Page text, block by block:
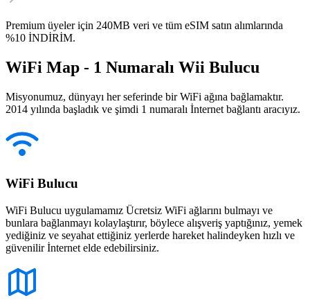
Premium üyeler için 240MB veri ve tüm eSIM satın alımlarında
%10 İNDİRİM.
WiFi Map - 1 Numaralı Wii Bulucu
Misyonumuz, dünyayı her seferinde bir WiFi ağına bağlamaktır.
2014 yılında başladık ve şimdi 1 numaralı İnternet bağlantı aracıyız.
WiFi Bulucu
WiFi Bulucu uygulamamız Ücretsiz WiFi ağlarını bulmayı ve
bunlara bağlanmayı kolaylaştırır, böylece alışveriş yaptığınız, yemek
yediğiniz ve seyahat ettiğiniz yerlerde hareket halindeyken hızlı ve
güvenilir İnternet elde edebilirsiniz.